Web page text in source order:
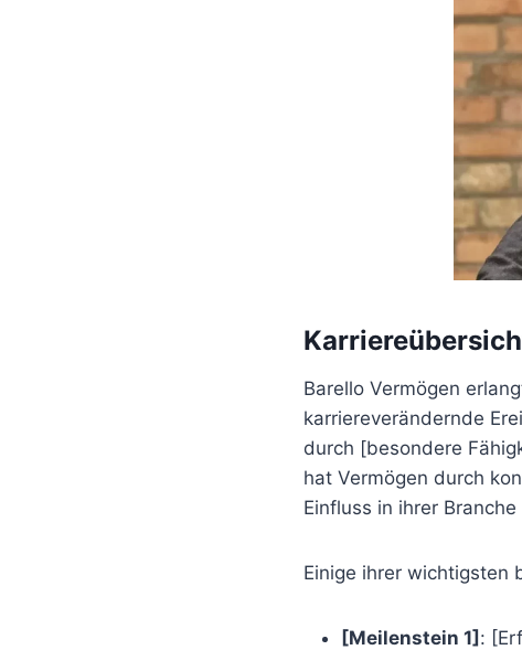
Barello Vermögen
karriereverändernde
durch [besondere
hat Vermögen durch
Einfluss in ihrer
Einige ihrer wichtigsten
[Meilenstein 1]: